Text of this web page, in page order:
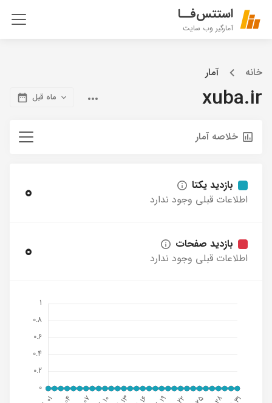
استتس‌فــا
آمارگیر وب سایت
خانه آمار
xuba.ir ماه قبل
خلاصه آمار
بازدید یکتا
اطلاعات قبلی وجود ندارد
0
بازدید صفحات
اطلاعات قبلی وجود ندارد
0